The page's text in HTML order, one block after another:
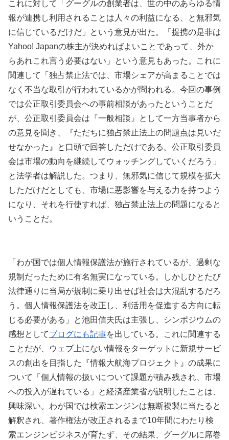
これに対して「グーグルの創業者は、世の中のあらゆる情
報が連携し利用されることは人々の利益になる、と無邪気
に信じているだけだ」という意見が出た。「提携の是非は
Yahoo! Japanの株主が決めればよいことであって、外か
らあれこれ言う必要はない」という意見もあった。これに
関連して「独占禁止法では、市場シェアが高まることでは
なく不当な取引が行われているかが問われる。今回の事例
では公正取引委員会への事前相談があったということだ
が、公正取引委員会は『一般相談』として一方当事者から
の意見を聞き、『ただちに独占禁止法上の問題点は見いだ
せなかった』と口頭で回答しただけである。公正取引委員
会は市場の動向を継続してウォッチングしていくだろう」
と法学者は解説した。つまり、無邪気に信じて規模を拡大
しただけだとしても、市場に悪影響を与える力を持つよう
になり、それを行使すれば、独占禁止法上の問題になると
いうことだ。
「わが国では個人情報保護法が施行されているが、過剰な
規制だったために有名無実になっている。しかしひとたび
法律通りに当局が規制に乗り出せば社会は大混乱するだろ
う。個人情報保護法を改正し、利活用を促進する方向に転
じる必要がある」と池田信夫氏は主張し、シンポジウムの
感想としてブログにも記事を出している。これに関連する
ことだが、ウェブ上にない情報をターゲットに新規サービ
スの創出を目指した『情報大航海プロジェクト』の成果に
ついて「個人情報の扱いについて課題が積み残され、市場
への投入が遅れている」と経済産業省が説明したことは、
興味深い。わが国では検索エンジンは無断複製に当たると
解釈され、著作権法が改正されるまで10年間にわたり検
索エンジンビジネスが育たず、その結果、グーグルに席巻